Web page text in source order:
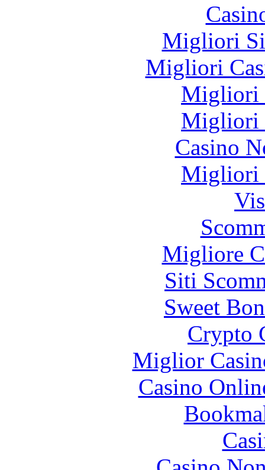
Migliori
Migliori
Migliori
Migliori
Casino
Migliori
Migliore
Siti
Sweet
Crypto
Miglior
Casino